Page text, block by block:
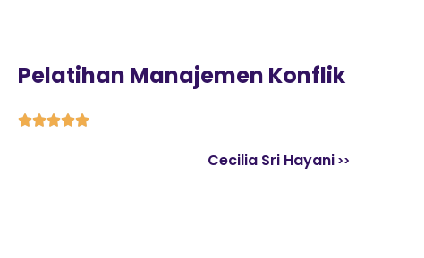
Pelatihan Manajemen Konflik

Cecilia Sri Hayani